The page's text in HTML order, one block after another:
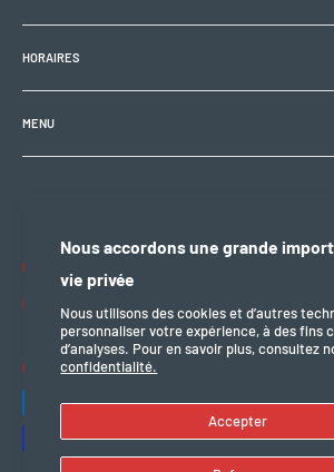
Nous accordons une grande
vie privée
Nous utilisons des cookies et d’autres
personnaliser votre expérience, à des fins
d’analyses. Pour en savoir plus, consultez
confidentialité.
Accepter
Electrobike Zone Sàrl
Avenue de la Rapille 2
1008 Prilly (VD), Suisse
+41 21 946 10 30
HORAIRES
🕘 Lun–Ven : 9h00–12h00 / 14h00–18h30
MENU
Condition générale et de service
Politique de remboursement
mention légal
Nous suivre
Nous acceptons